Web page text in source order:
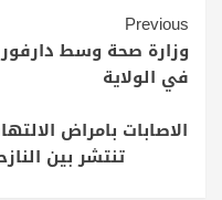
Continue
Reading
Previous
وزارة صحة وسط
في الولاية
الاصابات بامراض
تنتشر بين